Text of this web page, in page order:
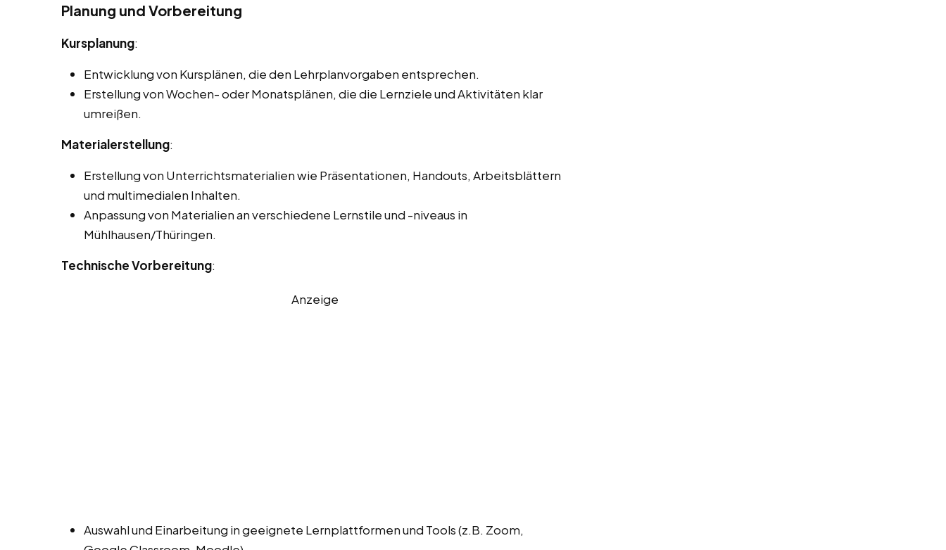
Planung und Vorbereitung
Kursplanung:
Entwicklung von Kursplänen, die den Lehrplanvorgaben entsprechen.
Erstellung von Wochen- oder Monatsplänen, die die Lernziele und Aktivitäten klar
umreißen.
Materialerstellung:
Erstellung von Unterrichtsmaterialien wie Präsentationen, Handouts, Arbeitsblättern
und multimedialen Inhalten.
Anpassung von Materialien an verschiedene Lernstile und -niveaus in
Mühlhausen/Thüringen.
Technische Vorbereitung:
Anzeige
Auswahl und Einarbeitung in geeignete Lernplattformen und Tools (z.B. Zoom,